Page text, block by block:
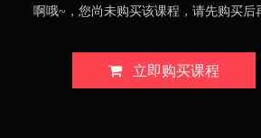
啊哦~，您尚未购买该课程，请先购买后
立即购买课程